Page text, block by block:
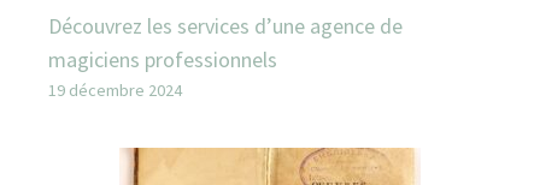
Découvrez les services d’une agence de
magiciens professionnels
19 décembre 2024